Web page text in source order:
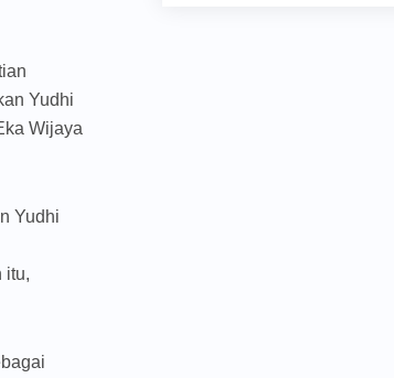
Yudhi
Wijaya
Yudhi
itu,